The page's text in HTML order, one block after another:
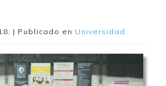
. | Publicado en Universidad